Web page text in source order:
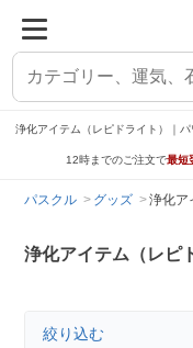
浄化アイテム（レピドライト）｜
12時までのご注文で最短
パスクル グッズ 浄化ア
浄化アイテム（レピ
絞り込む